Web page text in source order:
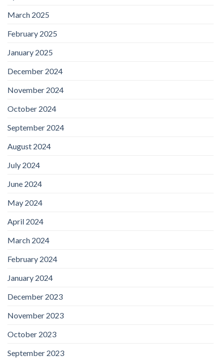
March 2025
February 2025
January 2025
December 2024
November 2024
October 2024
September 2024
August 2024
July 2024
June 2024
May 2024
April 2024
March 2024
February 2024
January 2024
December 2023
November 2023
October 2023
September 2023